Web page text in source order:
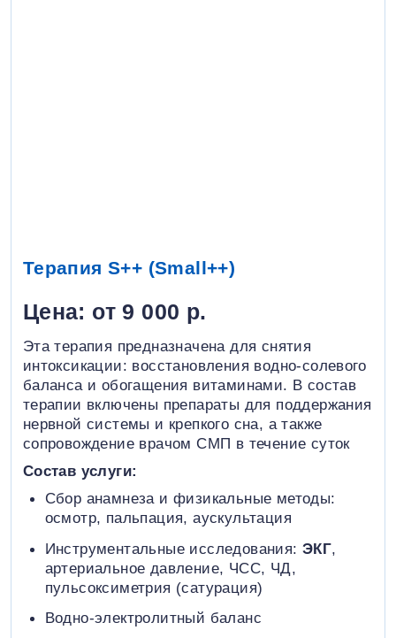
Терапия S++ (Small++)
Цена: от 9 000 р.
Эта терапия предназначена для снятия
интоксикации: восстановления водно-солевого
баланса и обогащения витаминами. В состав
терапии включены препараты для поддержания
нервной системы и крепкого сна, а также
сопровождение врачом СМП в течение суток
Состав услуги:
Сбор анамнеза и физикальные методы:
осмотр, пальпация, аускультация
Инструментальные исследования: ЭКГ,
артериальное давление, ЧСС, ЧД,
пульсоксиметрия (сатурация)
Водно-электролитный баланс